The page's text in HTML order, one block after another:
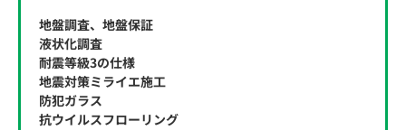
地盤調査、地盤保証
液状化調査
耐震等級3の仕様
地震対策ミライエ施工
防犯ガラス
抗ウイルスフローリング